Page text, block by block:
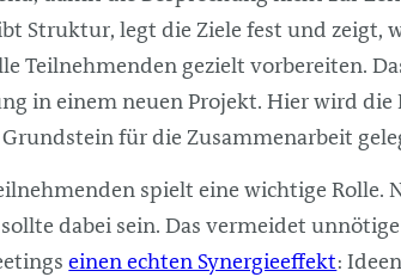
Struktur, legt die Ziele fest und zeigt,
Teilnehmenden gezielt vorbereiten.
in einem neuen Projekt. Hier wird
für die Zusammenarbeit
spielt eine wichtige Rolle.
dabei sein. Das vermeidet
einen echten Synergieeffekt: